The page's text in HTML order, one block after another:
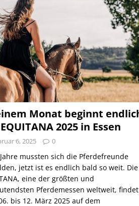
Monat beginnt
2025 in Essen
6, 2025 0
mussten sich die Pferdefreunde
jetzt ist es endlich bald so weit. Die
eine der größten und
Pferdemessen weltweit, findet
bis 12. März 2025 auf dem